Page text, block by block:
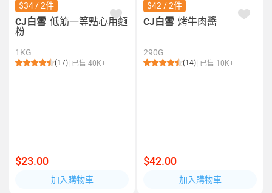
$34 / 2件
CJ白雪 低筋一等點心用麵
粉
1KG
(17) 已售 40K+
$23.00
加入購物車
$42 / 2件
CJ白雪 烤牛肉醬
290G
(14) 已售 10K+
$42.00
加入購物車